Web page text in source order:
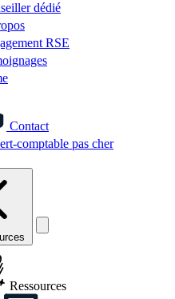
dédié
RSE
Contact
comptable pas cher
Ressources